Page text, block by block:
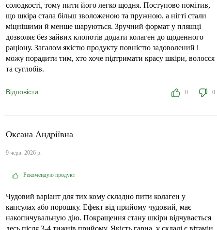
солодкості, тому пити його легко щодня. Поступово помітив,
що шкіра стала більш зволоженою та пружною, а нігті стали
міцнішими й менше шаруються. Зручний формат у пляшці
дозволяє без зайвих клопотів додати колаген до щоденного
раціону. Загалом якістю продукту повністю задоволений і
можу порадити тим, хто хоче підтримати красу шкіри, волосся
та суглобів.
Відповісти 0 0
Оксана Андріївна
9 черв. 2026 р.
Рекомендую продукт
Чудовий варіант для тих кому складно пити колаген у
капсулах або порошку. Ефект від прийому чудовий, має
накопичувальную дію. Покращення стану шкіри відчувається